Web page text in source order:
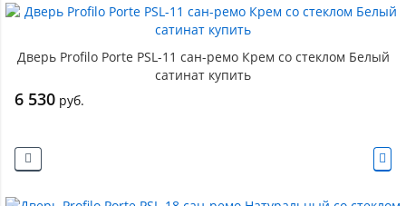
Дверь Profilo Porte PSL-11 сан-ремо Крем со стеклом Белый
сатинат купить
6 530 руб.